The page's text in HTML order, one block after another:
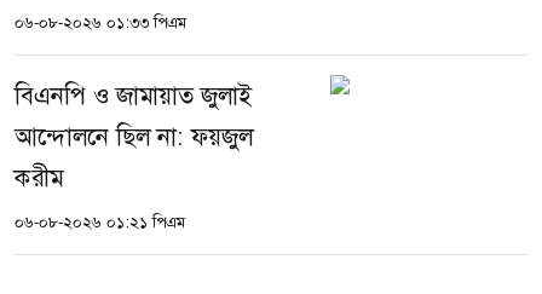
০৬-০৮-২০২৬ ০১:৩৩ পিএম
বিএনপি ও জামায়াত জুলাই
আন্দোলনে ছিল না: ফয়জুল
করীম
০৬-০৮-২০২৬ ০১:২১ পিএম